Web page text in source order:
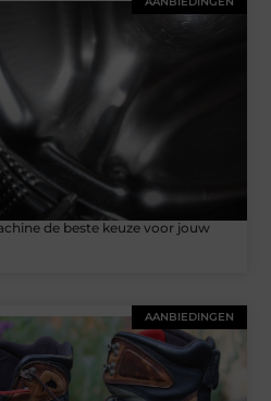
de beste keuze voor jouw
AANBIEDINGEN